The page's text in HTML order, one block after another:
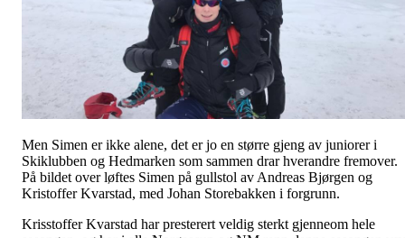
Men Simen er ikke alene, det er jo en større gjeng av juniorer i
Skiklubben og Hedmarken som sammen drar hverandre fremover.
På bildet over løftes Simen på gullstol av Andreas Bjørgen og
Kristoffer Kvarstad, med Johan Storebakken i forgrunn.
Krisstoffer Kvarstad har presterert veldig sterkt gjenneom hele